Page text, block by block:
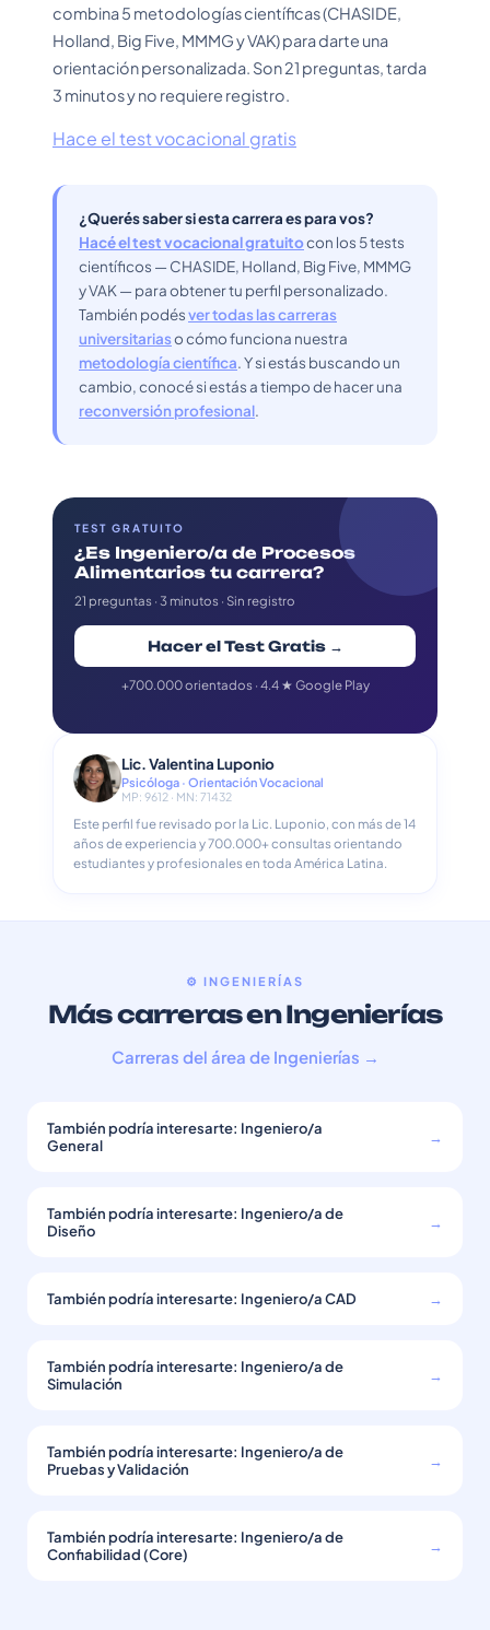
combina 5 metodologías científicas (CHASIDE,
Holland, Big Five, MMMG y VAK) para darte una
orientación personalizada. Son 21 preguntas, tarda
3 minutos y no requiere registro.
Hace el test vocacional gratis
¿Querés saber si esta carrera es para vos?
Hacé el test vocacional gratuitocon los 5 tests
científicos — CHASIDE, Holland, Big Five, MMMG
y VAK — para obtener tu perfil personalizado.
También podésver todas las carreras
universitariaso cómo funciona nuestra
metodología científica. Y si estás buscando un
cambio, conocé si estás a tiempo de hacer una
reconversión profesional.
TEST GRATUITO
¿Es Ingeniero/a de Procesos
Alimentarios tu carrera?
21 preguntas · 3 minutos · Sin registro
Hacer el Test Gratis →
+700.000 orientados · 4.4 ★ Google Play
Lic. Valentina Luponio
Psicóloga · Orientación Vocacional
MP: 9612 · MN: 71432
Este perfil fue revisado por la Lic. Luponio, con más de 14
años de experiencia y 700.000+ consultas orientando
estudiantes y profesionales en toda América Latina.
⚙️ INGENIERÍAS
Más carreras en Ingenierías
Carreras del área de Ingenierías →
También podría interesarte: Ingeniero/a
General
→
También podría interesarte: Ingeniero/a de
Diseño
→
También podría interesarte: Ingeniero/a CAD →
También podría interesarte: Ingeniero/a de
Simulación
→
También podría interesarte: Ingeniero/a de
Pruebas y Validación
→
También podría interesarte: Ingeniero/a de
Confiabilidad (Core)
→